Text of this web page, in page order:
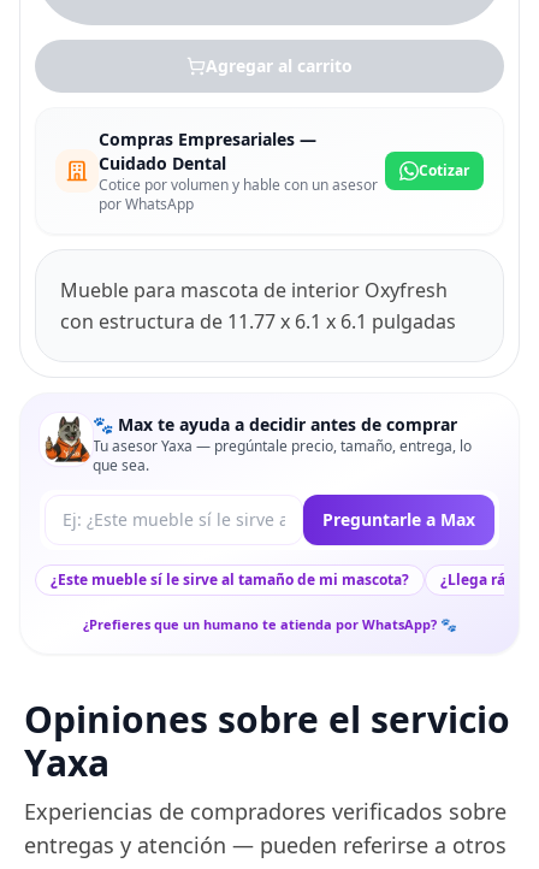
Agregar al carrito
Compras Empresariales —
Cuidado Dental
Cotice por volumen y hable con un asesor
por WhatsApp
Cotizar
Mueble para mascota de interior Oxyfresh
con estructura de 11.77 x 6.1 x 6.1 pulgadas
🐾 Max te ayuda a decidir antes de comprar
Tu asesor Yaxa — pregúntale precio, tamaño, entrega, lo
que sea.
Tu pregunta a Max Preguntarle a Max
¿Este mueble sí le sirve al tamaño de mi mascota? ¿Llega
¿Prefieres que un humano te atienda por WhatsApp? 🐾
Opiniones sobre el servicio
Yaxa
Experiencias de compradores verificados sobre
entregas y atención — pueden referirse a otros